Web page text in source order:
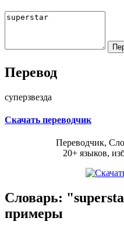
Перевод
суперзвезда
Скачать переводчик
Переводчик,
20+ языков,
Словарь:
примеры